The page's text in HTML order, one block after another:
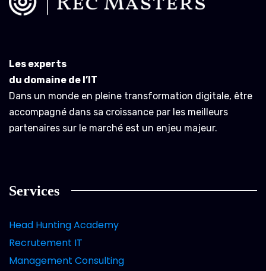
Les experts
du domaine de l’IT
Dans un monde en pleine transformation digitale, être
accompagné dans sa croissance par les meilleurs
partenaires sur le marché est un enjeu majeur.
Services
Head Hunting Academy
Recrutement IT
Management Consulting